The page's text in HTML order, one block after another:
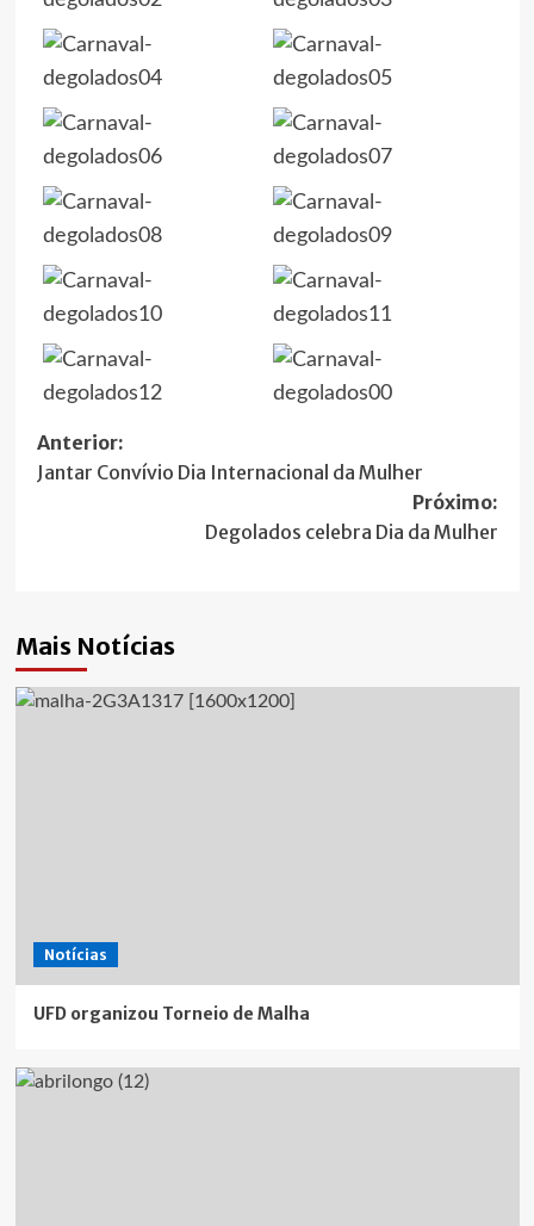
Navegação
de
Anterior:
Jantar Convívio Dia Internacional da Mulher
Próximo:
Degolados celebra Dia da Mulher
Mais Notícias
Notícias
UFD organizou Torneio de Malha